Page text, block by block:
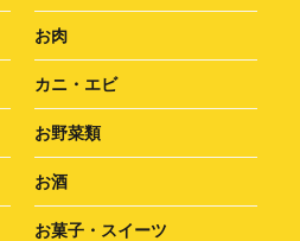
お肉
カニ・エビ
お野菜類
お酒
お菓子・スイーツ